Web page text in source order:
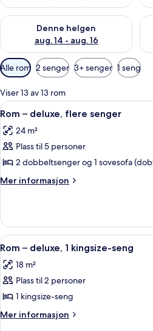
Denne helgen
aug. 14 - aug. 16
Sjekk tilgjengelighet for denne
Tilgjengelige
filtre
for
rom
Alle rom 2 senger 3+ senger 1 seng
Viser 13 av 13 rom
Åpne
alle
bildene
av
Rom
–
senger
6
Rom – deluxe, flere senger
24 m²
Plass til 5 personer
2 dobbeltsenger og 1 sovesofa
Mer informasjon
Mer
–
deluxe,
flere
Åpne
alle
bildene
av
Rom
–
7
Rom – deluxe, 1 kingsize-seng
18 m²
Plass til 2 personer
1 kingsize-seng
Mer informasjon
Mer